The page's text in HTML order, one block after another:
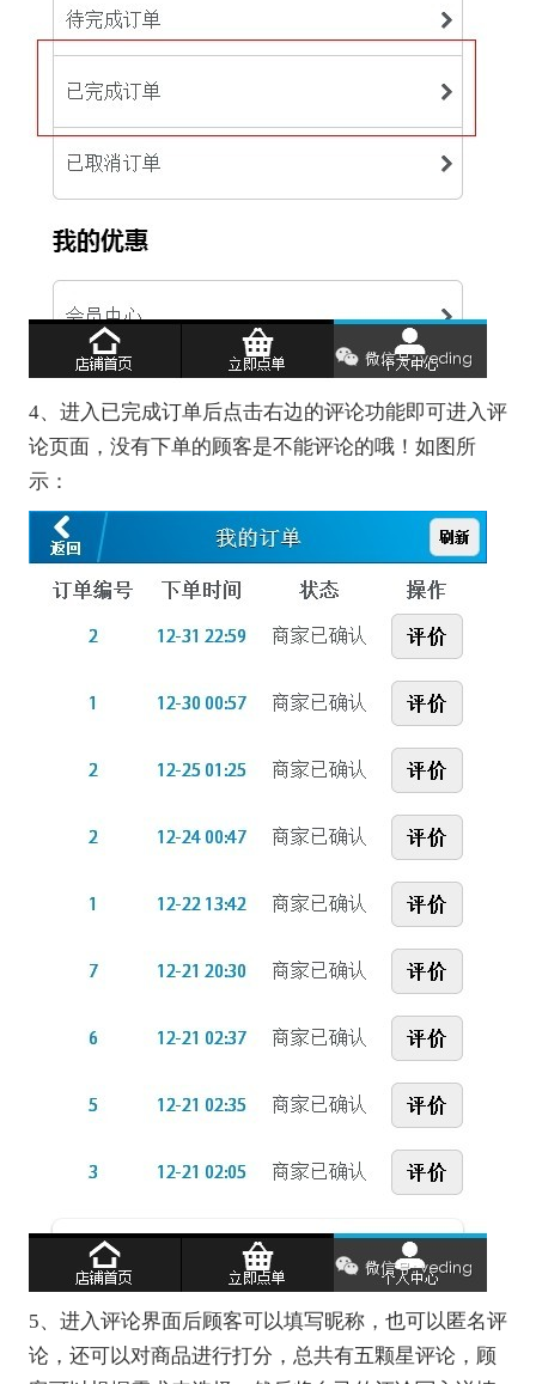
4、进入已完成订单后点击右边的评论功能即可进入评
论页面，没有下单的顾客是不能评论的哦！如图所
示：
5、进入评论界面后顾客可以填写昵称，也可以匿名评
论，还可以对商品进行打分，总共有五颗星评论，顾